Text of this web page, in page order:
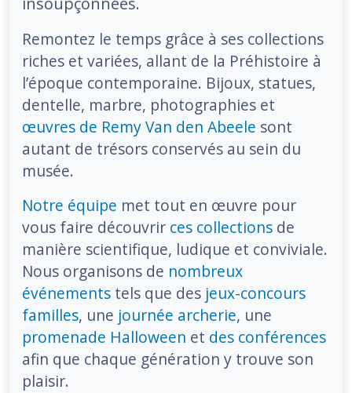
Remontez le temps grâce à ses collections
riches et variées, allant de la Préhistoire à
l’époque contemporaine. Bijoux, statues,
dentelle, marbre, photographies et
œuvres de Remy Van den Abeele sont
autant de trésors conservés au sein du
musée.
Notre équipe met tout en œuvre pour
vous faire découvrir ces collections de
manière scientifique, ludique et conviviale.
Nous organisons de nombreux
événements tels que des jeux-concours
familles, une journée archerie, une
promenade Halloween et des conférences
afin que chaque génération y trouve son
plaisir.